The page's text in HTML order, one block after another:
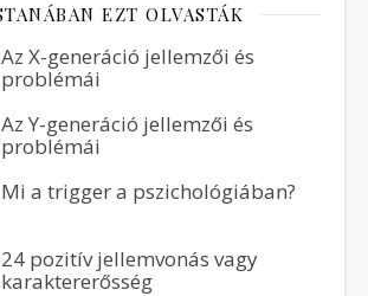
EZT OLVASTÁK
Az X-generáció jellemzői és
problémái
Az Y-generáció jellemzői és
problémái
Mi a trigger a pszichológiában?
24 pozitív jellemvonás vagy
karaktererősség